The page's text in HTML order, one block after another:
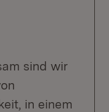
sind wir
in einem